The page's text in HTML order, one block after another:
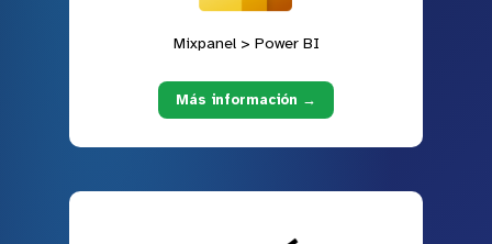
Mixpanel > Power BI
Más información →